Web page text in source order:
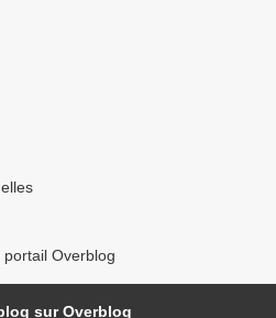
Overblog
sur Overblog